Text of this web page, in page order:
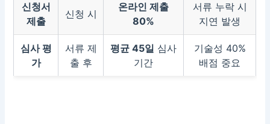
신청서
제출
신청 시
온라인 제출
80%
서류 누락 시
지연 발생
심사 평
가
서류 제
출 후
평균 45일 심사
기간
기술성 40%
배점 중요